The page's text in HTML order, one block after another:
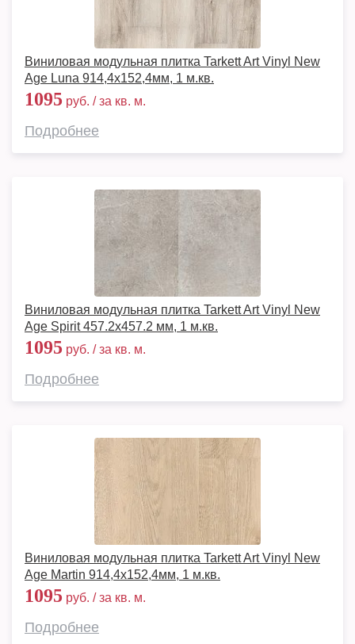
Виниловая модульная плитка Tarkett Art Vinyl New
Age Luna 914,4х152,4мм, 1 м.кв.
1095 руб. / за кв. м.
Подробнее
Виниловая модульная плитка Tarkett Art Vinyl New
Age Spirit 457.2x457.2 мм, 1 м.кв.
1095 руб. / за кв. м.
Подробнее
Виниловая модульная плитка Tarkett Art Vinyl New
Age Martin 914,4х152,4мм, 1 м.кв.
1095 руб. / за кв. м.
Подробнее